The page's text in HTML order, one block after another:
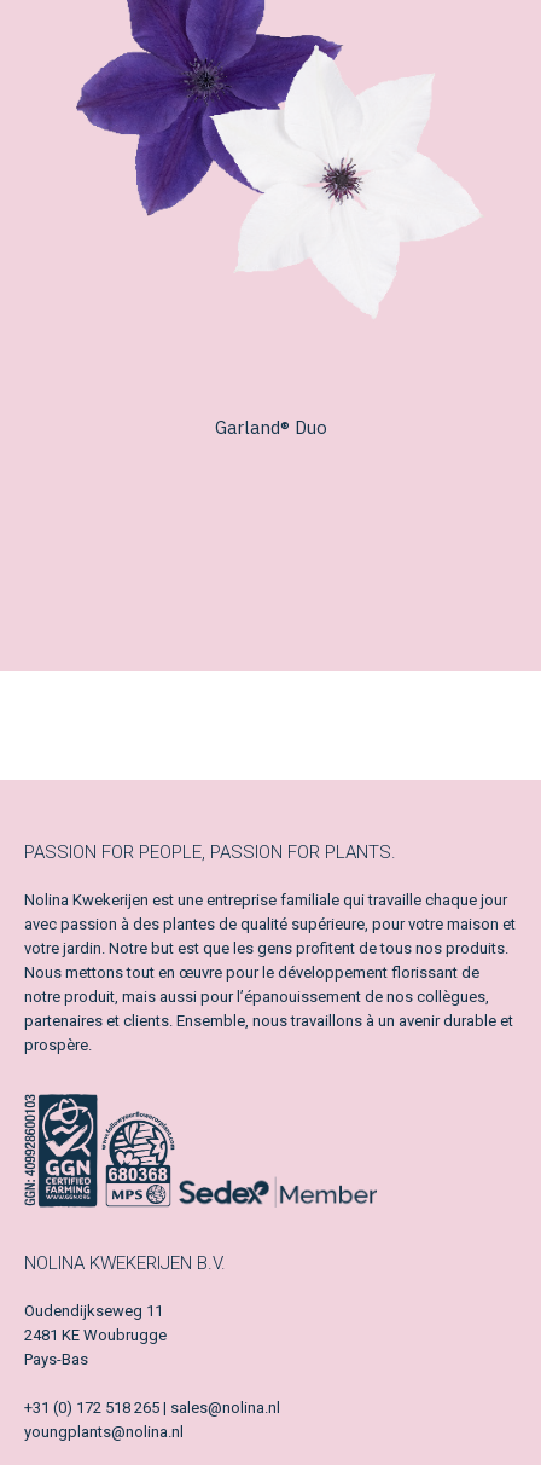
Garland® Duo
PASSION FOR PEOPLE, PASSION FOR PLANTS.
Nolina Kwekerijen est une entreprise familiale qui travaille chaque jour
avec passion à des plantes de qualité supérieure, pour votre maison et
votre jardin. Notre but est que les gens profitent de tous nos produits.
Nous mettons tout en œuvre pour le développement florissant de
notre produit, mais aussi pour l’épanouissement de nos collègues,
partenaires et clients. Ensemble, nous travaillons à un avenir durable et
prospère.
NOLINA KWEKERIJEN B.V.
Oudendijkseweg 11
2481 KE Woubrugge
Pays-Bas
+31 (0) 172 518 265 | sales@nolina.nl
youngplants@nolina.nl